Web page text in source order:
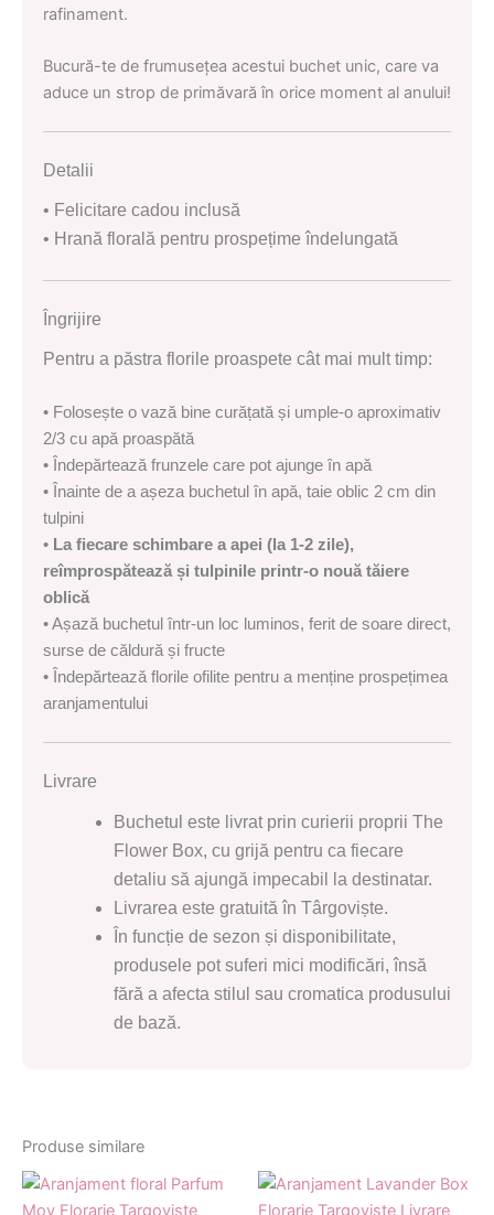
rafinament.
Bucură-te de frumusețea acestui buchet unic, care va
aduce un strop de primăvară în orice moment al anului!
Detalii
• Felicitare cadou inclusă
• Hrană florală pentru prospețime îndelungată
Îngrijire
Pentru a păstra florile proaspete cât mai mult timp:
• Folosește o vază bine curățată și umple-o aproximativ
2/3 cu apă proaspătă
• Îndepărtează frunzele care pot ajunge în apă
• Înainte de a așeza buchetul în apă, taie oblic 2 cm din
tulpini
• La fiecare schimbare a apei (la 1-2 zile),
reîmprospătează și tulpinile printr-o nouă tăiere
oblică
• Așază buchetul într-un loc luminos, ferit de soare direct,
surse de căldură și fructe
• Îndepărtează florile ofilite pentru a menține prospețimea
aranjamentului
Livrare
Buchetul este livrat prin curierii proprii The
Flower Box, cu grijă pentru ca fiecare
detaliu să ajungă impecabil la destinatar.
Livrarea este gratuită în Târgoviște.
În funcție de sezon și disponibilitate,
produsele pot suferi mici modificări, însă
fără a afecta stilul sau cromatica produsului
de bază.
Produse similare